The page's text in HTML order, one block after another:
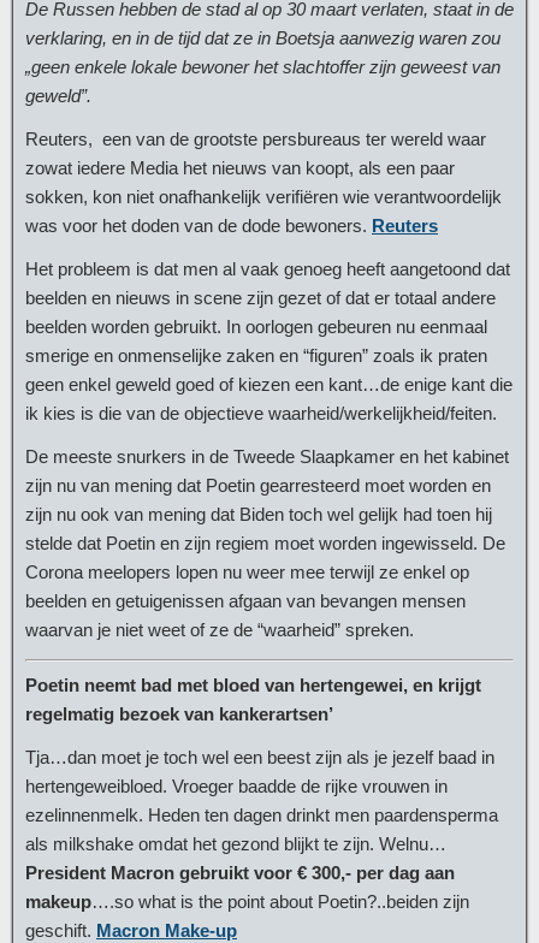
De Russen hebben de stad al op 30 maart verlaten, staat in de
verklaring, en in de tijd dat ze in Boetsja aanwezig waren zou
„geen enkele lokale bewoner het slachtoffer zijn geweest van
geweld”.
Reuters, een van de grootste persbureaus ter wereld waar
zowat iedere Media het nieuws van koopt, als een paar
sokken, kon niet onafhankelijk verifiëren wie verantwoordelijk
was voor het doden van de dode bewoners. Reuters
Het probleem is dat men al vaak genoeg heeft aangetoond dat
beelden en nieuws in scene zijn gezet of dat er totaal andere
beelden worden gebruikt. In oorlogen gebeuren nu eenmaal
smerige en onmenselijke zaken en “figuren” zoals ik praten
geen enkel geweld goed of kiezen een kant…de enige kant die
ik kies is die van de objectieve waarheid/werkelijkheid/feiten.
De meeste snurkers in de Tweede Slaapkamer en het kabinet
zijn nu van mening dat Poetin gearresteerd moet worden en
zijn nu ook van mening dat Biden toch wel gelijk had toen hij
stelde dat Poetin en zijn regiem moet worden ingewisseld. De
Corona meelopers lopen nu weer mee terwijl ze enkel op
beelden en getuigenissen afgaan van bevangen mensen
waarvan je niet weet of ze de “waarheid” spreken.
Poetin neemt bad met bloed van hertengewei, en krijgt
regelmatig bezoek van kankerartsen’
Tja…dan moet je toch wel een beest zijn als je jezelf baad in
hertengeweibloed. Vroeger baadde de rijke vrouwen in
ezelinnenmelk. Heden ten dagen drinkt men paardensperma
als milkshake omdat het gezond blijkt te zijn. Welnu…
President Macron gebruikt voor € 300,- per dag aan
makeup….so what is the point about Poetin?..beiden zijn
geschift. Macron Make-up